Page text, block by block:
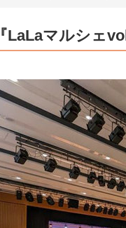
『LaLaマルシェ